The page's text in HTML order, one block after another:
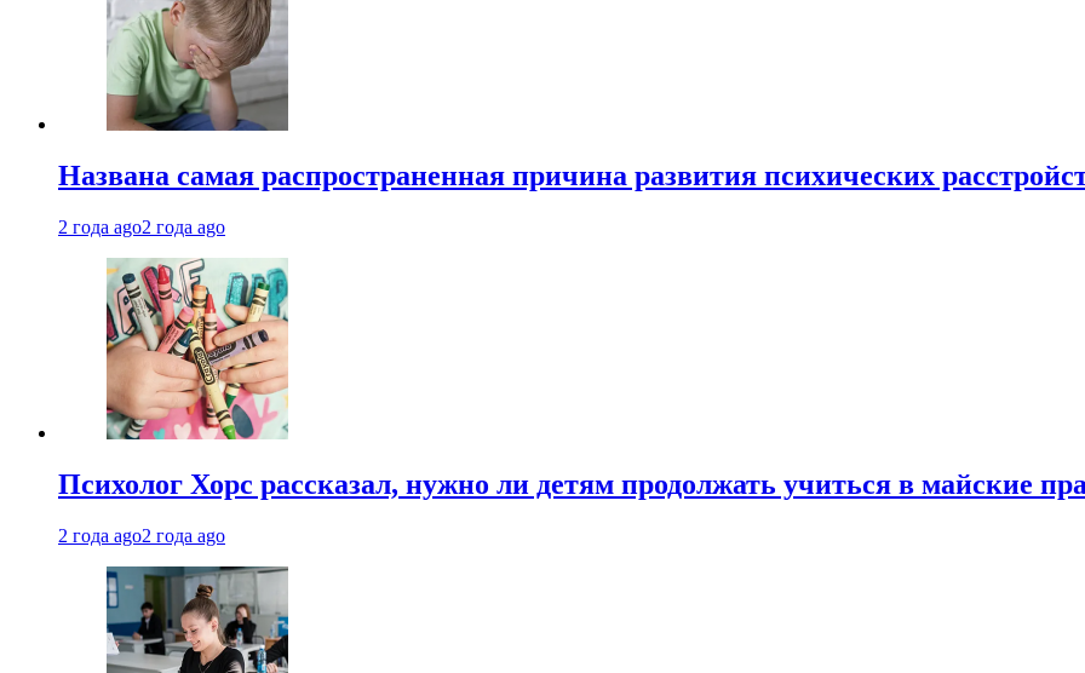
Названа самая распространенная причина развития психических
2 года ago2 года ago
Психолог Хорс рассказал, нужно ли детям продолжать учиться в майские
2 года ago2 года ago